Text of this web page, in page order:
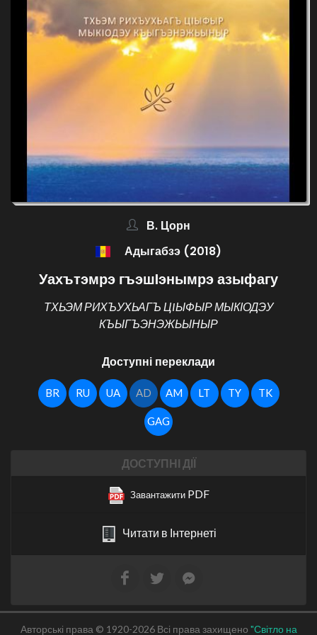
В. Цорн
Адыгабзэ (2018)
Уахътэмрэ гъэшIэнымрэ азыфагу
ТХЬЭМ РИХЪУХЬАГЪ ЦIЫФЫР МЫКІОДЭУ
КЪЫГЪЭНЭЖЬЫНЫР
Доступні переклади
BR RU UA AD AM LT TY TK
GAG
ДОСТУПНІ ДІЇ
ЗавантажитиPDF
Читати в Інтернеті
Авторські права © 1920-2026 Всі права захищено "Світло на